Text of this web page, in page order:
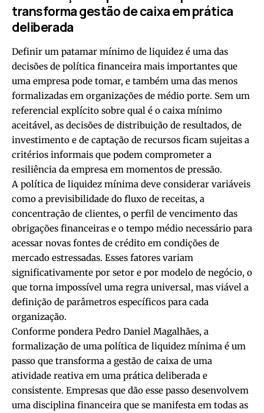
transforma gestão de caixa em prática
deliberada
Definir um patamar mínimo de liquidez é uma das
decisões de política financeira mais importantes que
uma empresa pode tomar, e também uma das menos
formalizadas em organizações de médio porte. Sem um
referencial explícito sobre qual é o caixa mínimo
aceitável, as decisões de distribuição de resultados, de
investimento e de captação de recursos ficam sujeitas a
critérios informais que podem comprometer a
resiliência da empresa em momentos de pressão.
A política de liquidez mínima deve considerar variáveis
como a previsibilidade do fluxo de receitas, a
concentração de clientes, o perfil de vencimento das
obrigações financeiras e o tempo médio necessário para
acessar novas fontes de crédito em condições de
mercado estressadas. Esses fatores variam
significativamente por setor e por modelo de negócio, o
que torna impossível uma regra universal, mas viável a
definição de parâmetros específicos para cada
organização.
Conforme pondera Pedro Daniel Magalhães, a
formalização de uma política de liquidez mínima é um
passo que transforma a gestão de caixa de uma
atividade reativa em uma prática deliberada e
consistente. Empresas que dão esse passo desenvolvem
uma disciplina financeira que se manifesta em todas as